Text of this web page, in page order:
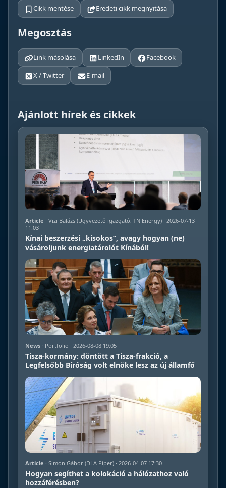
Cikk mentése Eredeti cikk megnyitása
Megosztás
Link másolása LinkedIn
Facebook
X / Twitter
E-mail
Ajánlott hírek és cikkek
Article · Vizi Balázs (Ügyvezető igazgató, TN Energy) · 2026-07-13
11:03
Kínai beszerzési „kisokos”, avagy hogyan (ne)
vásároljunk energiatárolót Kínából!
News · Portfolio · 2026-08-08 19:05
Tisza-kormány: döntött a Tisza-frakció, a
Legfelsőbb Bíróság volt elnöke lesz az új államfő
Article · Simon Gábor (DLA Piper) · 2026-04-07 17:30
Hogyan segíthet a kolokáció a hálózathoz való
hozzáférésben?